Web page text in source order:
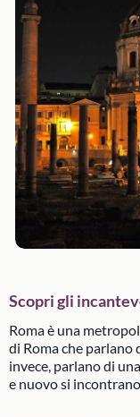
Scopri gli
Roma è una
di Roma che parlano
invece, parlano di
e nuovo si